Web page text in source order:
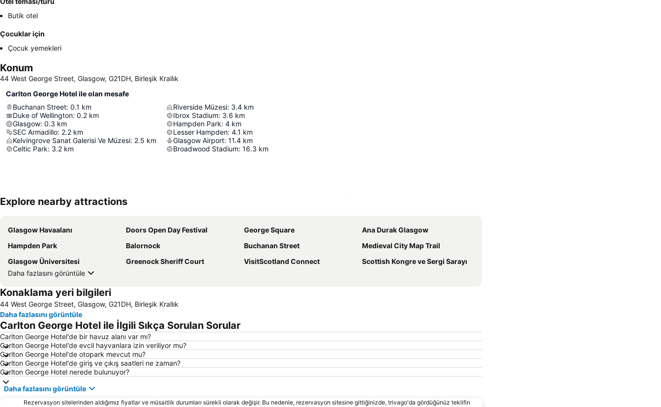
Butik otel
Çocuklar için
Çocuk yemekleri
Konum
44 West George Street, Glasgow, G21DH, Birleşik Krallık
Carlton George Hotel ile olan mesafe
Buchanan Street: 0.1 km
Duke of Wellington: 0.2 km
Glasgow: 0.3 km
SEC Armadillo: 2.2 km
Kelvingrove Sanat Galerisi Ve Müzesi: 2.5 km
Celtic Park: 3.2 km
Riverside Müzesi: 3.4 km
Ibrox Stadium: 3.6 km
Hampden Park: 4 km
Lesser Hampden: 4.1 km
Glasgow Airport: 11.4 km
Broadwood Stadium: 16.3 km
Explore nearby attractions
Glasgow Havaalanı Doors Open Day Festival George Square
Ana Durak Glasgow
Hampden Park
Balornock Buchanan Street
Medieval City Map Trail
Glasgow Üniversitesi
Greenock Sheriff Court VisitScotland Connect
Scottish Kongre ve Sergi Sarayı
Daha fazlasını görüntüle
Konaklama yeri bilgileri
44 West George Street, Glasgow, G21DH, Birleşik Krallık
Daha fazlasını görüntüle
Carlton George Hotel ile İlgili Sıkça Sorulan Sorular
Carlton George Hotel'de bir havuz alanı var mı?
Carlton George Hotel'de evcil hayvanlara izin veriliyor mu?
Carlton George Hotel'de otopark mevcut mu?
Carlton George Hotel'de giriş ve çıkış saatleri ne zaman?
Carlton George Hotel nerede bulunuyor?
Daha fazlasını görüntüle
Rezervasyon sitelerinden aldığımız fiyatlar ve müsaitlik durumları sürekli olarak değişir. Bu nedenle, rezervasyon sitesine gittiğinizde, trivago'da gördüğünüz teklifin